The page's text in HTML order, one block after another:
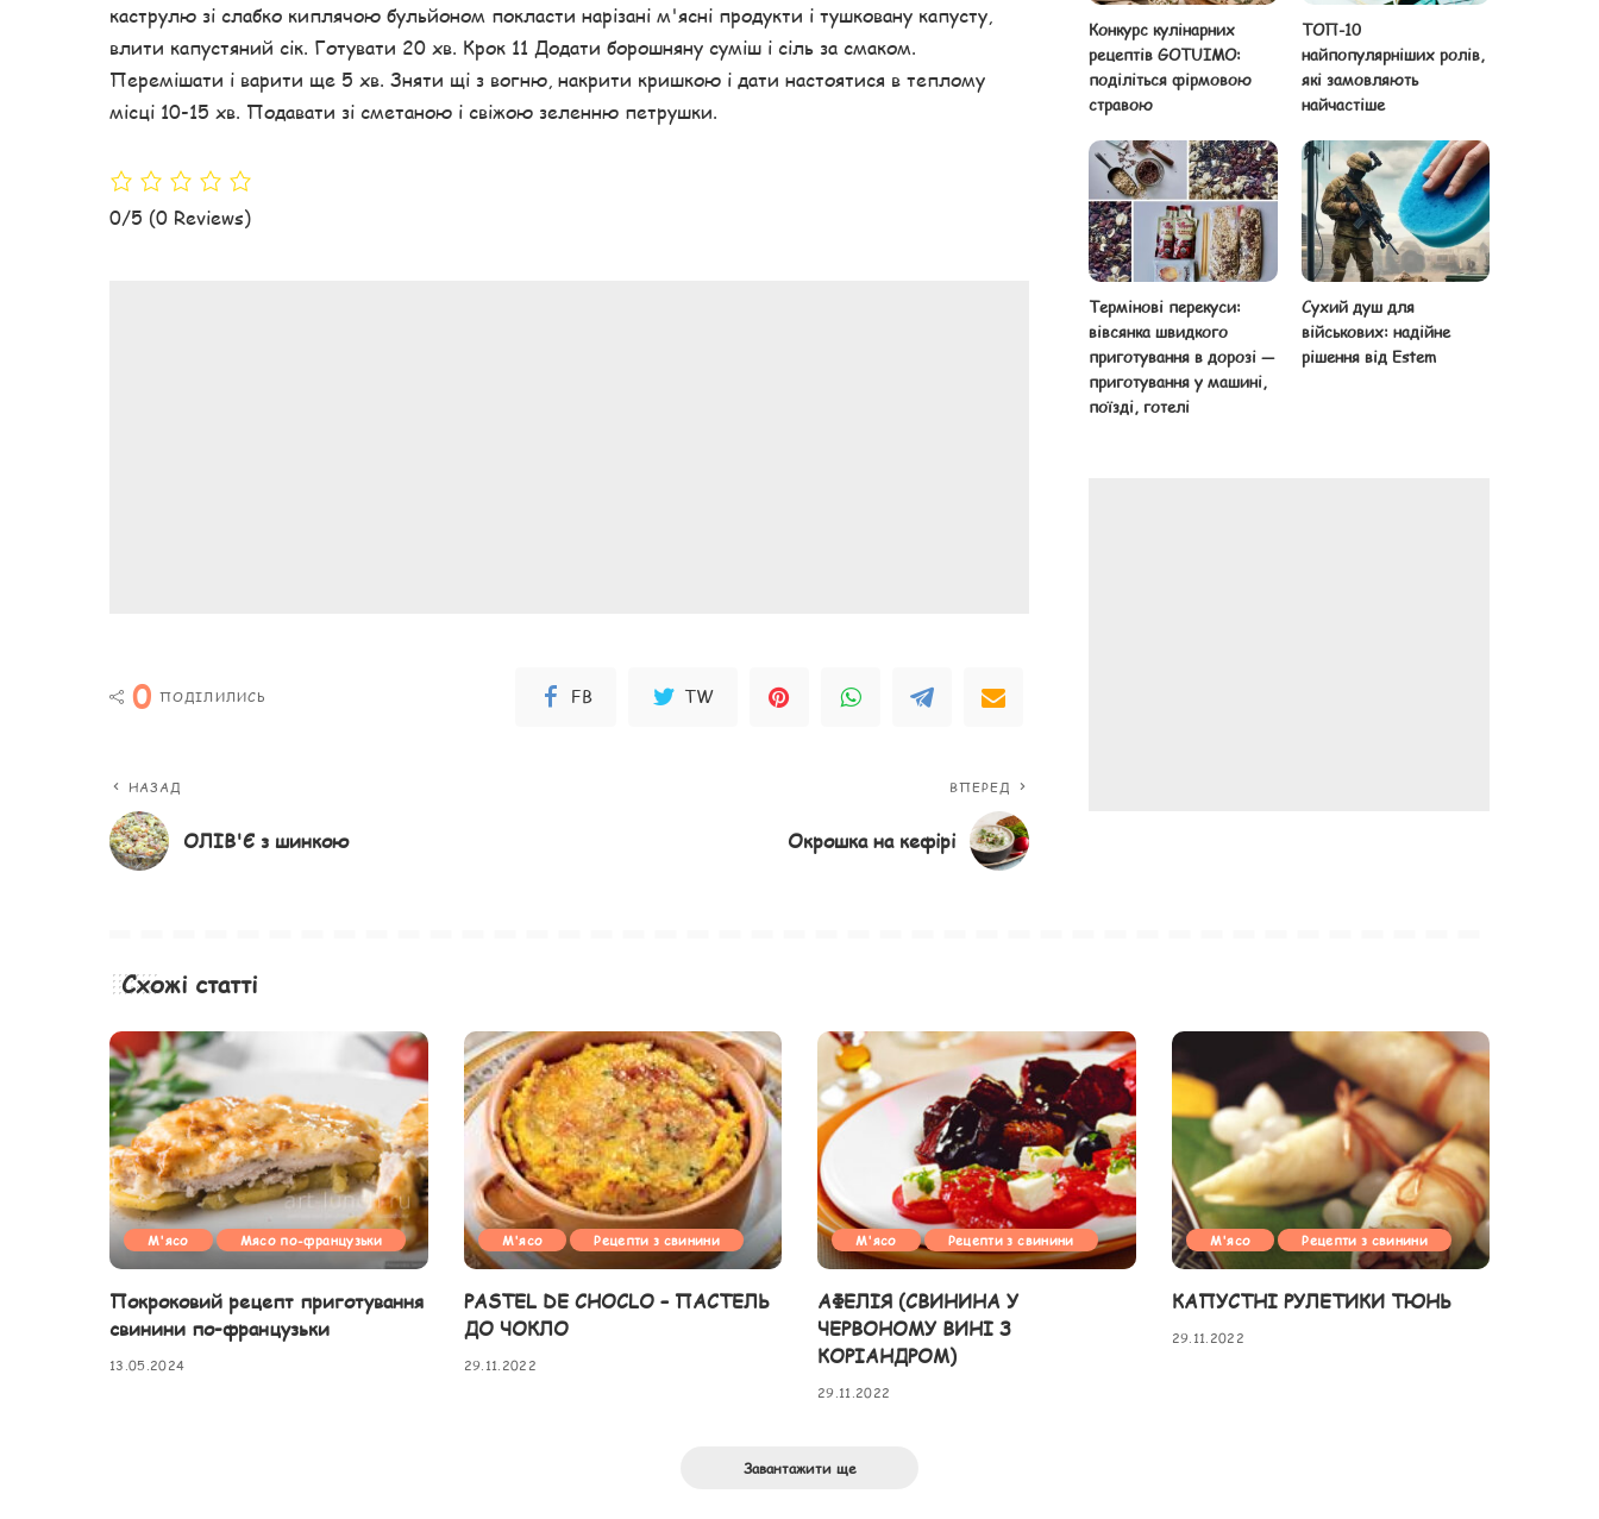
каструлю зі слабко киплячою бульйоном покласти нарізані м'ясні продукти і тушковану капусту,
влити капустяний сік. Готувати 20 хв. Крок 11 Додати борошняну суміш і сіль за смаком.
Перемішати і варити ще 5 хв. Зняти щі з вогню, накрити кришкою і дати настоятися в теплому
місці 10-15 хв. Подавати зі сметаною і свіжою зеленню петрушки.
0/5 (0 Reviews)
0 ПОДІЛИЛИСЬ FB TW
НАЗАД
ОЛІВ'Є з шинкою
ВПЕРЕД
Окрошка на кефірі
Конкурс кулінарних
рецептів GOTUIMO:
поділіться фірмовою
стравою
ТОП-10
найпопулярніших ролів,
які замовляють
найчастіше
Термінові перекуси:
вівсянка швидкого
приготування в дорозі —
приготування у машині,
поїзді, готелі
Сухий душ для
військових: надійне
рішення від Estem
Схожі статті
М'ясо Мясо по-французьки
Покроковий рецепт приготування
свинини по-французьки
13.05.2024
М'ясо Рецепти з свинини
PASTEL DE CHOCLO – ПАСТЕЛЬ
ДО ЧОКЛО
29.11.2022
М'ясо Рецепти з свинини
АФЕЛІЯ (СВИНИНА У
ЧЕРВОНОМУ ВИНІ З
КОРІАНДРОМ)
29.11.2022
М'ясо Рецепти з свинини
КАПУСТНІ РУЛЕТИКИ ТЮНЬ
29.11.2022
Завантажити ще